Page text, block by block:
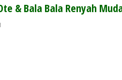
& Bala Bala Renyah